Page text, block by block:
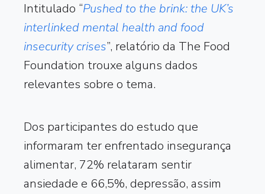
Intitulado “Pushed to the brink: the UK’s
interlinked mental health and food
insecurity crises”, relatório da The Food
Foundation trouxe alguns dados
relevantes sobre o tema.
Dos participantes do estudo que
informaram ter enfrentado insegurança
alimentar, 72% relataram sentir
ansiedade e 66,5%, depressão, assim